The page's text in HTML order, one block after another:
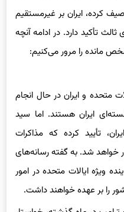
کرده، ایران بر غیرمستقیم
تأکید دارد. در ادامه آنچه
مانده را مرور می‌کنیم:
متحده و ایران در حال انجام
ایران هستند. اما سید
تأیید کرده که مذاکرات
خواهد شد. به گفته رسانه‌های
ویژه ایالات متحده در امور
را بر عهده خواهند داشت.